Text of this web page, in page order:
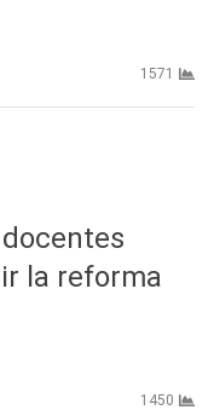
1571
la reforma
1450